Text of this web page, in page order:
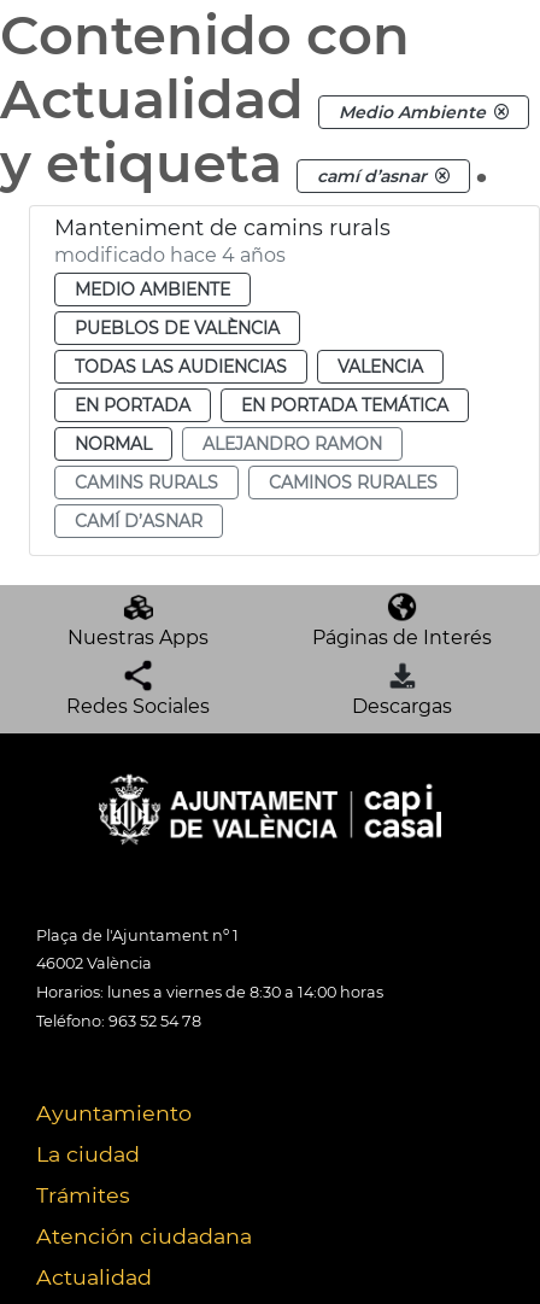
Contenido con
Actualidad
Medio Ambiente
y etiqueta camí d’asnar .
Manteniment de camins rurals
modificado hace 4 años
MEDIO AMBIENTE
PUEBLOS DE VALÈNCIA
TODAS LAS AUDIENCIAS
VALENCIA
EN PORTADA
EN PORTADA TEMÁTICA
NORMAL
ALEJANDRO RAMON
CAMINS RURALS
CAMINOS RURALES
CAMÍ D’ASNAR
Nuestras Apps Páginas de Interés
Redes Sociales Descargas
Plaça de l'Ajuntament nº 1
46002 València
Horarios: lunes a viernes de 8:30 a 14:00 horas
Teléfono: 963 52 54 78
Ayuntamiento
La ciudad
Trámites
Atención ciudadana
Actualidad